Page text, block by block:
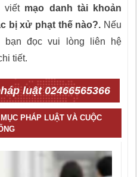
viết mạo danh tài khoản
bị xử phạt thế nào?. Nếu
bạn đọc vui lòng liên hệ
tiết.
luật 02466565366
PHÁP LUẬT VÀ CUỘC